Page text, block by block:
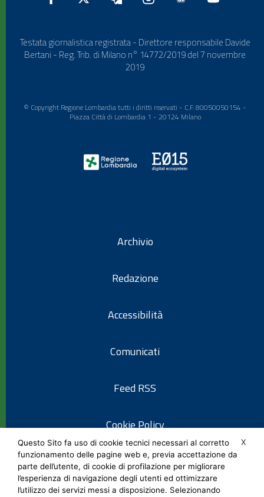
Testata giornalistica registrata - Direttore responsabile Davide
Bertani - Reg. Trib. di Milano n° 14772/2019 del 7 novembre
2019
© Copyright Regione Lombardia tutti i diritti riservati - C.F. 80050050154 -
Piazza Città di Lombardia 1 - 20124 Milano
Archivio
Redazione
Accessibilità
Comunicati
Feed RSS
Cookie Policy
Informativa privacy
X
Questo Sito fa uso di cookie tecnici necessari al corretto
funzionamento delle pagine web e, previa accettazione da
parte dell’utente, di cookie di profilazione per migliorare
l’esperienza di navigazione degli utenti ed ottimizzare
l’utilizzo dei servizi messi a disposizione. Selezionando